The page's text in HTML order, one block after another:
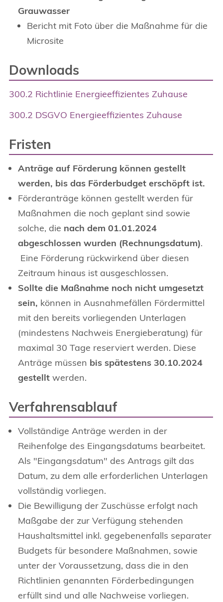
Grauwasser
Bericht mit Foto über die Maßnahme für die
Microsite
Downloads
300.2 Richtlinie Energieeffizientes Zuhause
300.2 DSGVO Energieeffizientes Zuhause
Fristen
Anträge auf Förderung können gestellt
werden, bis das Förderbudget erschöpft ist.
Förderanträge können gestellt werden für
Maßnahmen die noch geplant sind sowie
solche, die nach dem 01.01.2024
abgeschlossen wurden (Rechnungsdatum).
Eine Förderung rückwirkend über diesen
Zeitraum hinaus ist ausgeschlossen.
Sollte die Maßnahme noch nicht umgesetzt
sein, können in Ausnahmefällen Fördermittel
mit den bereits vorliegenden Unterlagen
(mindestens Nachweis Energieberatung) für
maximal 30 Tage reserviert werden. Diese
Anträge müssen bis spätestens 30.10.2024
gestellt werden.
Verfahrensablauf
Vollständige Anträge werden in der
Reihenfolge des Eingangsdatums bearbeitet.
Als "Eingangsdatum" des Antrags gilt das
Datum, zu dem alle erforderlichen Unterlagen
vollständig vorliegen.
Die Bewilligung der Zuschüsse erfolgt nach
Maßgabe der zur Verfügung stehenden
Haushaltsmittel inkl. gegebenenfalls separater
Budgets für besondere Maßnahmen, sowie
unter der Voraussetzung, dass die in den
Richtlinien genannten Förderbedingungen
erfüllt sind und alle Nachweise vorliegen.